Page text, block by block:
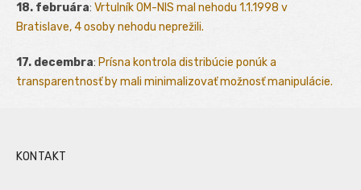
18. februára: Vrtulník OM-NIS mal nehodu 1.1.1998 v
Bratislave, 4 osoby nehodu neprežili.
17. decembra: Prísna kontrola distribúcie ponúk a
transparentnosť by mali minimalizovať možnosť manipulácie.
KONTAKT